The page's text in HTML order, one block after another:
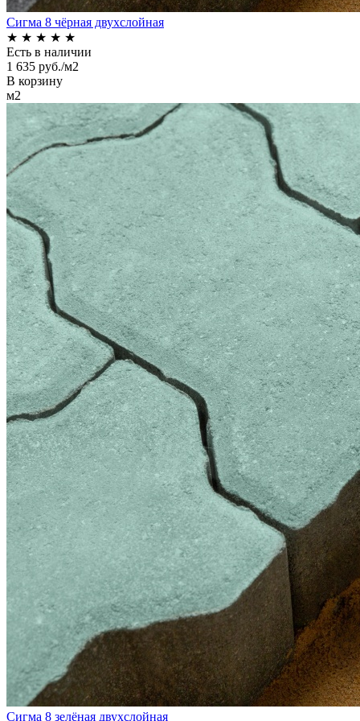
Сигма 8 чёрная двухслойная
★ ★ ★ ★ ★
Есть в наличии
1 635 руб./м2
В корзину
м2
Сигма 8 зелёная двухслойная